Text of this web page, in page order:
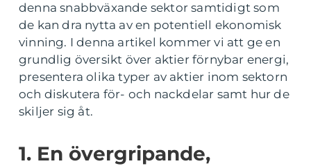
denna snabbväxande sektor samtidigt som
de kan dra nytta av en potentiell ekonomisk
vinning. I denna artikel kommer vi att ge en
grundlig översikt över aktier förnybar energi,
presentera olika typer av aktier inom sektorn
och diskutera för- och nackdelar samt hur de
skiljer sig åt.
1. En övergripande,